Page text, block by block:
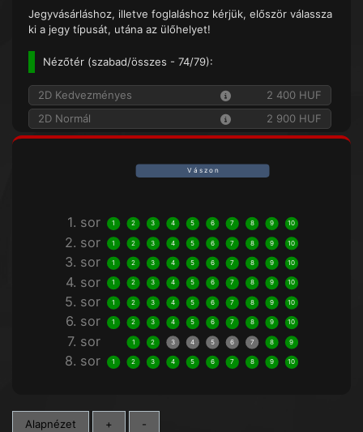
Jegyvásárláshoz, illetve foglaláshoz kérjük, először válassza
ki a jegy típusát, utána az ülőhelyet!
Nézőtér (szabad/összes - 74/79):
2D Kedvezményes
2 400 HUF
2D Normál
2 900 HUF
V á s z o n
1. sor 1 2 3 4 5 6 7 8 9 10
2. sor 1 2 3 4 5 6 7 8 9 10
3. sor 1 2 3 4 5 6 7 8 9 10
4. sor 1 2 3 4 5 6 7 8 9 10
5. sor 1 2 3 4 5 6 7 8 9 10
6. sor 1 2 3 4 5 6 7 8 9 10
7. sor 1 2 3 4 5 6 7 8 9
8. sor 1 2 3 4 5 6 7 8 9 10
Alapnézet + -